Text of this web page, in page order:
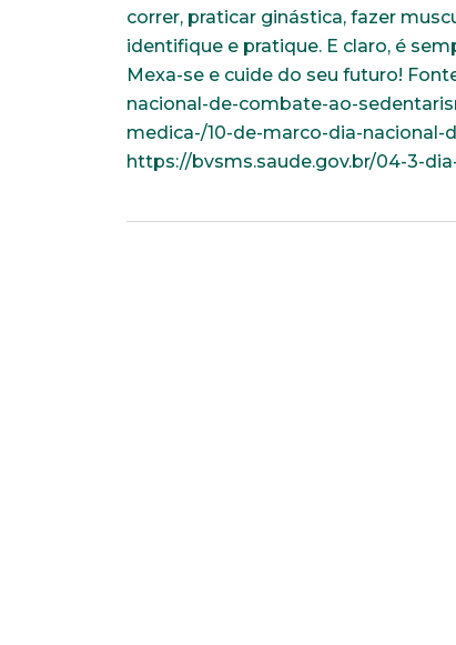
correr, praticar ginástica, fazer
identifique e pratique. E claro, é
Mexa-se e cuide do seu futuro!
nacional-de-combate-ao-
medica-/10-de-marco-dia-
https://bvsms.saude.gov.br/04-3-